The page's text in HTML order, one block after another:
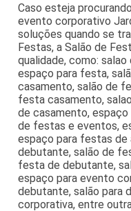
Caso esteja
evento corporativo
soluções quando se
Festas, a Salão de
qualidade, como:
espaço para festa,
casamento, salão de
festa casamento,
de casamento,
de festas e eventos,
espaço para festas de
debutante, salão de
festa de debutante,
espaço para evento
debutante, salão para
corporativa, entre